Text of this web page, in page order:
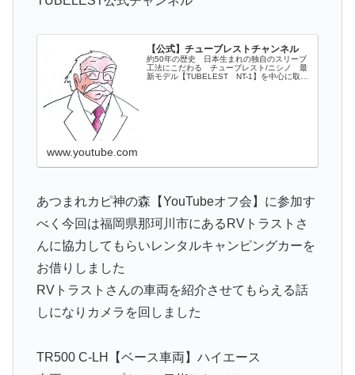
【公式】チューブレストチャンネル
約50年の歴史 日本生まれの独自のスリーブ
工法にこだわる チューブレスト/ニシノ 最
新モデル【TUBELEST NT-1】を中心に取り
www.youtube.com
あつまれカピ神の森【YouTubeオフ会】に参加す
べく今回は福岡県那珂川市にあるRVトラストさ
んに協力してもらいレンタルキャンピングカーを
お借りしました
RVトラストさんの車両を紹介させてもらえる話
しになりカメラを回しました
TR500 C-LH【ベース車両】ハイエース